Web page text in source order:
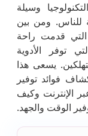
وسيلة
للناس. ومن بين
التي قدمت راحة
توفر الأدوية
يسعى هذا
فوائد توفير
الإنترنت وكيف
الوقت والجهد.